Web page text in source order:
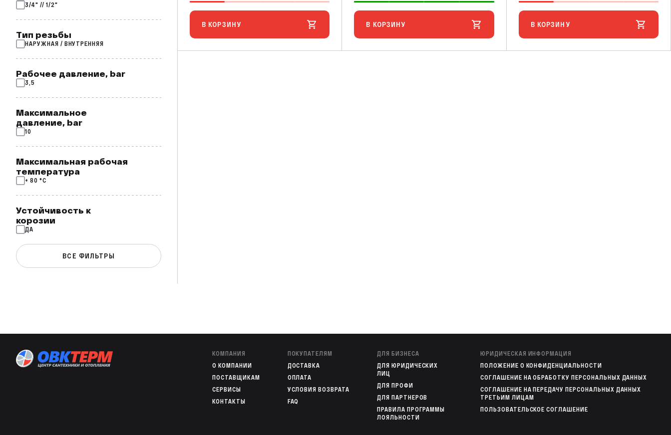
3/4" // 1/2"
Тип резьбы
НАРУЖНАЯ / ВНУТРЕННЯЯ
Рабочее давление, bar
3,5
Максимальное
давление, bar
10
Мaксимальная рабочая
температура
+ 80 °C
Устойчивость к
корозии
ДА
ВСЕ ФИЛЬТРЫ
В КОРЗИНУ В КОРЗИНУ В КОРЗИНУ
КОМПАНИЯ
O КОМПАНИИ
ПОСТАВЩИКАМ
СЕРВИСЫ
КОНТАКТЫ
ПОКУПАТЕЛЯМ
ДОСТАВКА
ОПЛАТА
УСЛОВИЯ ВОЗВРАТА
FAQ
ДЛЯ БИЗНЕСА
ДЛЯ ЮРИДИЧЕСКИХ
ЛИЦ
ДЛЯ ПРОФИ
ДЛЯ ПАРТНЕРОВ
ПРАВИЛА ПРОГРАММЫ
ЛОЯЛЬНОСТИ
ЮРИДИЧЕСКАЯ ИНФОРМАЦИЯ
ПОЛОЖЕНИЕ О КОНФИДЕНЦИАЛЬНОСТИ
СОГЛАШЕНИЕ НА ОБРАБОТКУ ПЕРСОНАЛЬНЫХ ДАННЫХ
СОГЛАШЕНИЕ НА ПЕРЕДАЧУ ПЕРСОНАЛЬНЫХ ДАННЫХ
ТРЕТЬИМ ЛИЦАМ
ПОЛЬЗОВАТЕЛЬСКОЕ СОГЛАШЕНИЕ